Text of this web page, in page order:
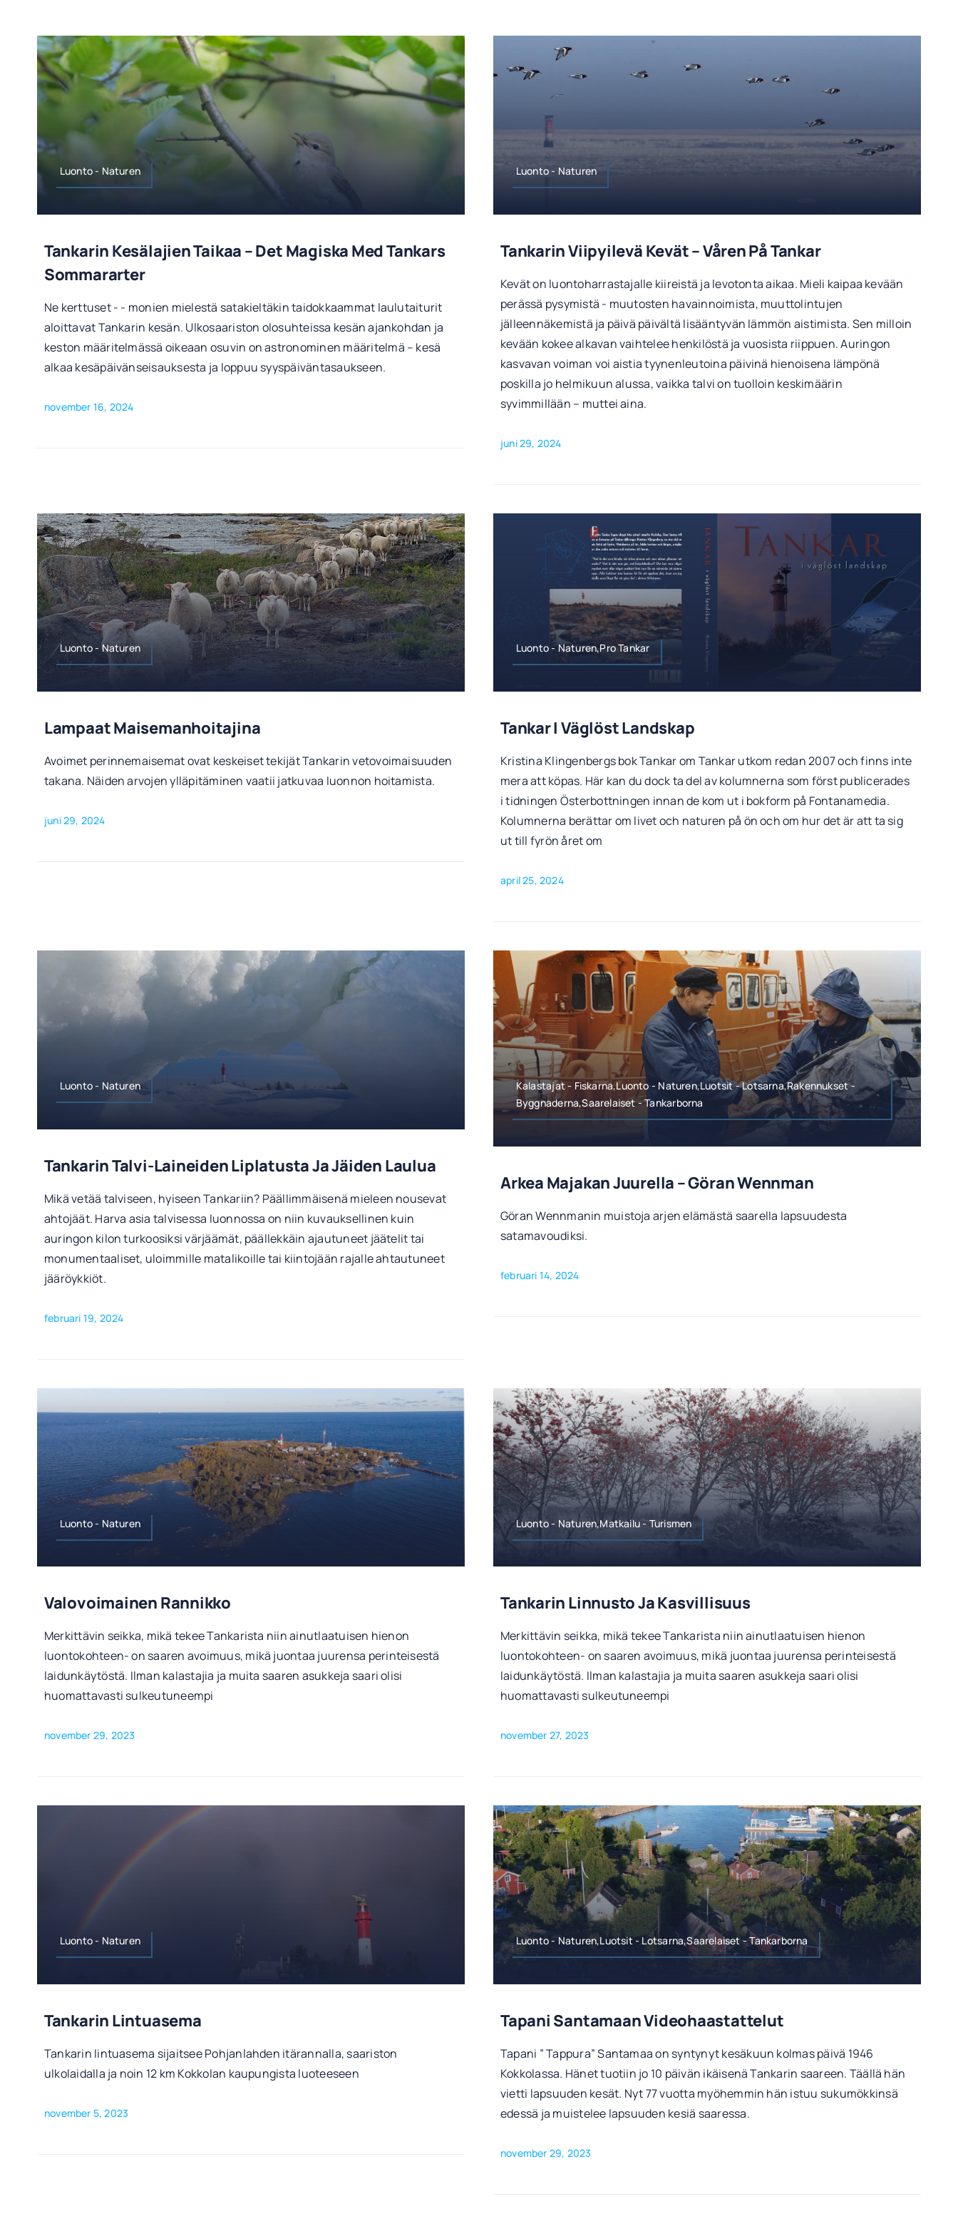
Luonto - Naturen
Tankarin Kesälajien Taikaa – Det Magiska Med Tankars
Sommararter
Ne kerttuset - - monien mielestä satakieltäkin taidokkaammat laulutaiturit
aloittavat Tankarin kesän. Ulkosaariston olosuhteissa kesän ajankohdan ja
keston määritelmässä oikeaan osuvin on astronominen määritelmä – kesä
alkaa kesäpäivänseisauksesta ja loppuu syyspäiväntasaukseen.
november 16, 2024
Luonto - Naturen
Tankarin Viipyilevä Kevät – Våren På Tankar
Kevät on luontoharrastajalle kiireistä ja levotonta aikaa. Mieli kaipaa kevään
perässä pysymistä - muutosten havainnoimista, muuttolintujen
jälleennäkemistä ja päivä päivältä lisääntyvän lämmön aistimista. Sen milloin
kevään kokee alkavan vaihtelee henkilöstä ja vuosista riippuen. Auringon
kasvavan voiman voi aistia tyynenleutoina päivinä hienoisena lämpönä
poskilla jo helmikuun alussa, vaikka talvi on tuolloin keskimäärin
syvimmillään – muttei aina.
juni 29, 2024
Luonto - Naturen
Lampaat Maisemanhoitajina
Avoimet perinnemaisemat ovat keskeiset tekijät Tankarin vetovoimaisuuden
takana. Näiden arvojen ylläpitäminen vaatii jatkuvaa luonnon hoitamista.
juni 29, 2024
Luonto - Naturen,Pro Tankar
Tankar I Väglöst Landskap
Kristina Klingenbergs bok Tankar om Tankar utkom redan 2007 och finns inte
mera att köpas. Här kan du dock ta del av kolumnerna som först publicerades
i tidningen Österbottningen innan de kom ut i bokform på Fontanamedia.
Kolumnerna berättar om livet och naturen på ön och om hur det är att ta sig
ut till fyrön året om
april 25, 2024
Luonto - Naturen
Tankarin Talvi-Laineiden Liplatusta Ja Jäiden Laulua
Mikä vetää talviseen, hyiseen Tankariin? Päällimmäisenä mieleen nousevat
ahtojäät. Harva asia talvisessa luonnossa on niin kuvauksellinen kuin
auringon kilon turkoosiksi värjäämät, päällekkäin ajautuneet jäätelit tai
monumentaaliset, uloimmille matalikoille tai kiintojään rajalle ahtautuneet
jääröykkiöt.
februari 19, 2024
Kalastajat - Fiskarna,Luonto - Naturen,Luotsit - Lotsarna,Rakennukset -
Byggnaderna,Saarelaiset - Tankarborna
Arkea Majakan Juurella – Göran Wennman
Göran Wennmanin muistoja arjen elämästä saarella lapsuudesta
satamavoudiksi.
februari 14, 2024
Luonto - Naturen
Valovoimainen Rannikko
Merkittävin seikka, mikä tekee Tankarista niin ainutlaatuisen hienon
luontokohteen- on saaren avoimuus, mikä juontaa juurensa perinteisestä
laidunkäytöstä. Ilman kalastajia ja muita saaren asukkeja saari olisi
huomattavasti sulkeutuneempi
november 29, 2023
Luonto - Naturen,Matkailu - Turismen
Tankarin Linnusto Ja Kasvillisuus
Merkittävin seikka, mikä tekee Tankarista niin ainutlaatuisen hienon
luontokohteen- on saaren avoimuus, mikä juontaa juurensa perinteisestä
laidunkäytöstä. Ilman kalastajia ja muita saaren asukkeja saari olisi
huomattavasti sulkeutuneempi
november 27, 2023
Luonto - Naturen
Tankarin Lintuasema
Tankarin lintuasema sijaitsee Pohjanlahden itärannalla, saariston
ulkolaidalla ja noin 12 km Kokkolan kaupungista luoteeseen
november 5, 2023
Luonto - Naturen,Luotsit - Lotsarna,Saarelaiset - Tankarborna
Tapani Santamaan Videohaastattelut
Tapani ” Tappura” Santamaa on syntynyt kesäkuun kolmas päivä 1946
Kokkolassa. Hänet tuotiin jo 10 päivän ikäisenä Tankarin saareen. Täällä hän
vietti lapsuuden kesät. Nyt 77 vuotta myöhemmin hän istuu sukumökkinsä
edessä ja muistelee lapsuuden kesiä saaressa.
november 29, 2023